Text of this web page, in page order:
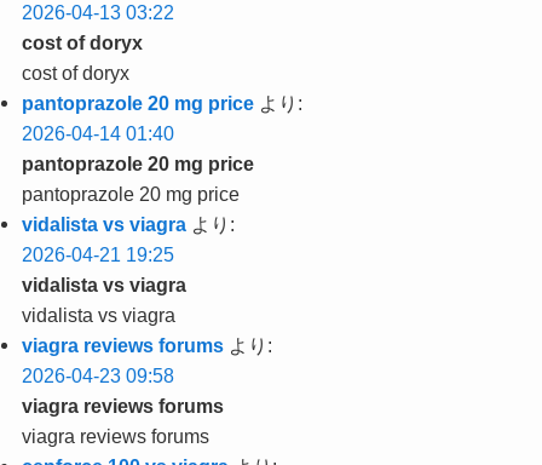
2026-04-13 03:22
cost of doryx
cost of doryx
pantoprazole 20 mg price より:
2026-04-14 01:40
pantoprazole 20 mg price
pantoprazole 20 mg price
vidalista vs viagra より:
2026-04-21 19:25
vidalista vs viagra
vidalista vs viagra
viagra reviews forums より:
2026-04-23 09:58
viagra reviews forums
viagra reviews forums